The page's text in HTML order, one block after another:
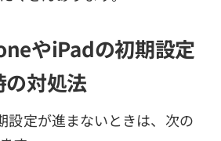
やiPadの初期設定
対処法
設定が進まないときは、次の